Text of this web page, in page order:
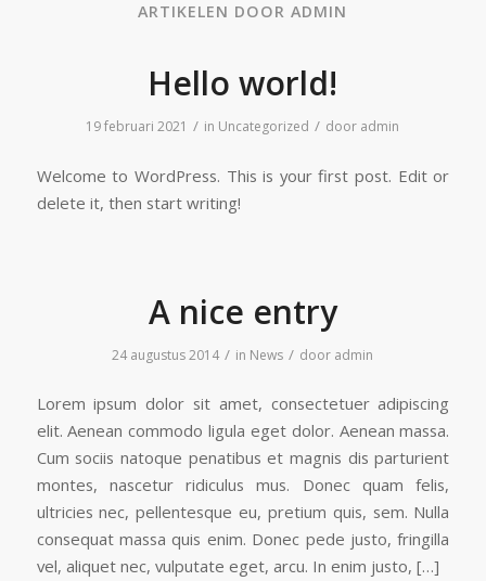
ARTIKELEN DOOR ADMIN
Hello world!
19 februari 2021 / in Uncategorized / door admin
Welcome to WordPress. This is your first post. Edit or
delete it, then start writing!
A nice entry
24 augustus 2014 / in News / door admin
Lorem ipsum dolor sit amet, consectetuer adipiscing
elit. Aenean commodo ligula eget dolor. Aenean massa.
Cum sociis natoque penatibus et magnis dis parturient
montes, nascetur ridiculus mus. Donec quam felis,
ultricies nec, pellentesque eu, pretium quis, sem. Nulla
consequat massa quis enim. Donec pede justo, fringilla
vel, aliquet nec, vulputate eget, arcu. In enim justo, […]